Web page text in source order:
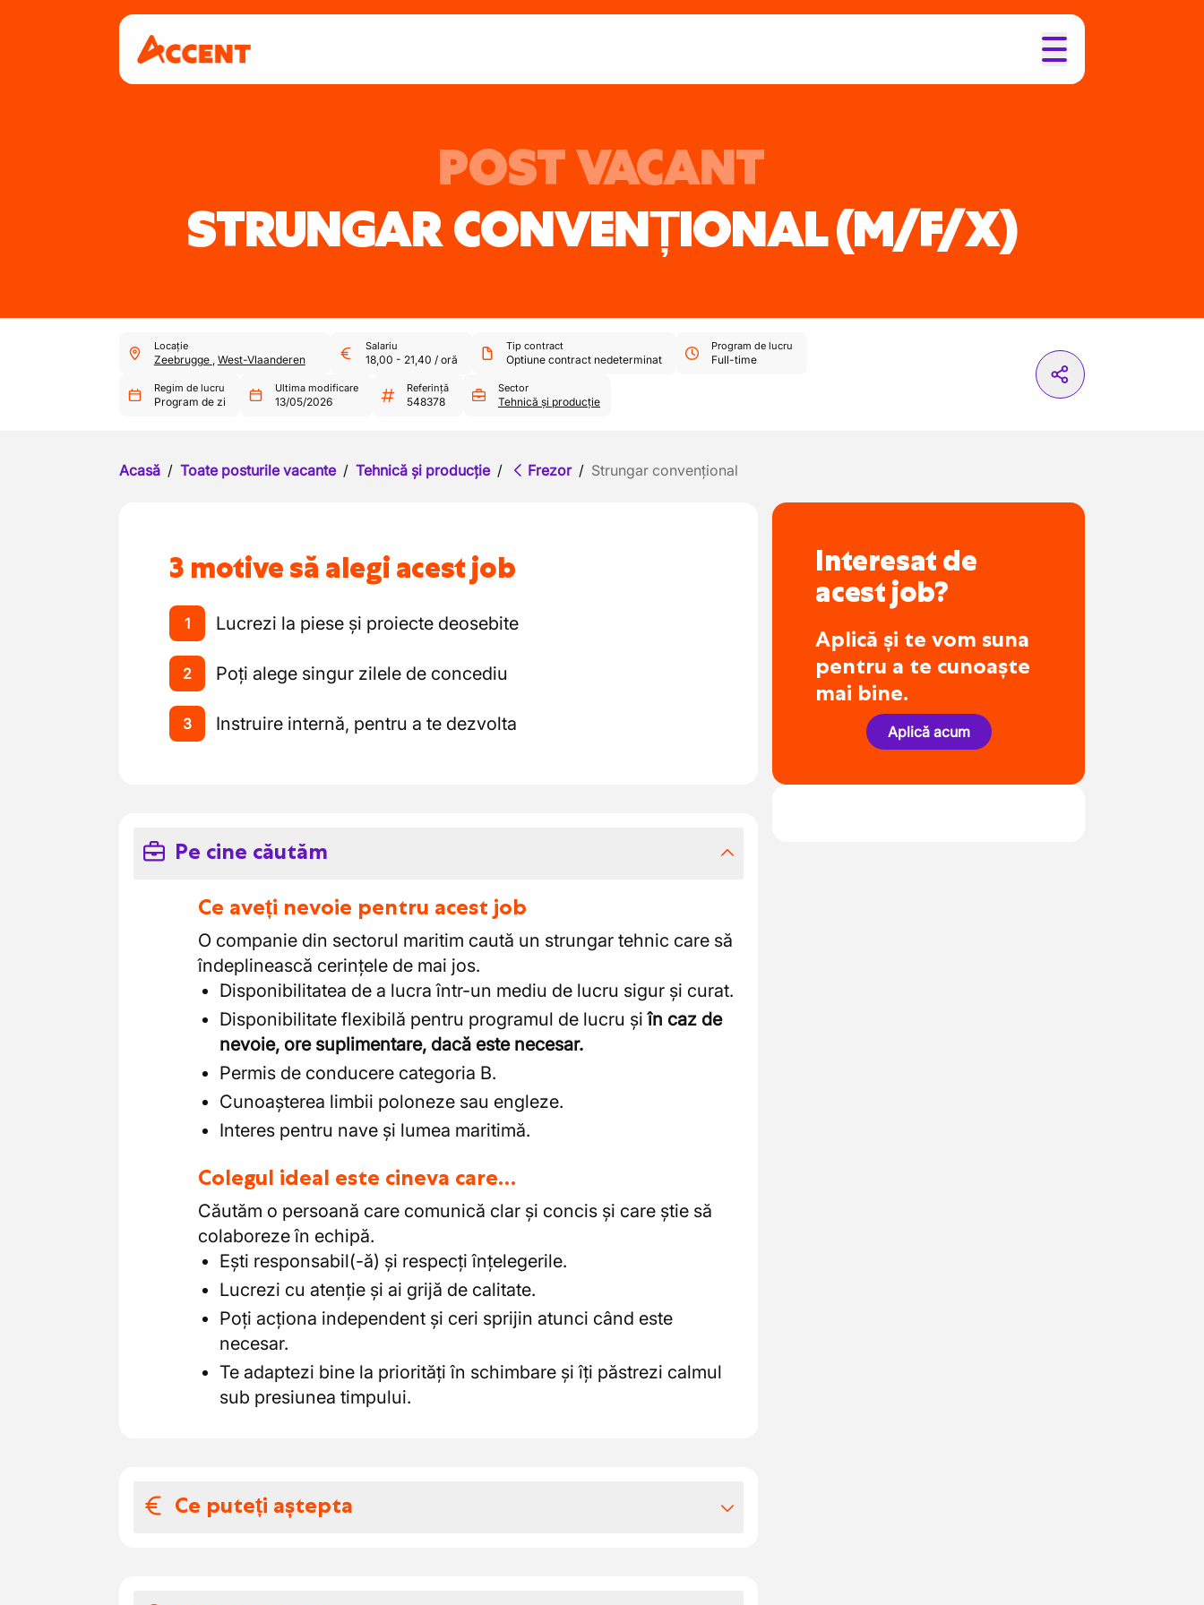
POST VACANT
STRUNGAR CONVENȚIONAL(M/F/X)
Locație
Zeebrugge , West-Vlaanderen
Salariu
18,00 - 21,40 / oră
Tip contract
Optiune contract nedeterminat
Program de lucru
Full-time
Regim de lucru
Program de zi
Ultima modificare
13/05/2026
Referință
548378
Sector
Tehnică și producție
Acasă / Toate posturile vacante / Tehnică și producție / Frezor / Strungar convențional
3 motive să alegi acest job
1 Lucrezi la piese și proiecte deosebite
2 Poți alege singur zilele de concediu
3 Instruire internă, pentru a te dezvolta
Pe cine căutăm
Ce aveți nevoie pentru acest job
O companie din sectorul maritim caută un strungar tehnic care să
îndeplinească cerințele de mai jos.
Disponibilitatea de a lucra într-un mediu de lucru sigur și curat.
Disponibilitate flexibilă pentru programul de lucru șiîn caz de
nevoie, ore suplimentare, dacă este necesar.
Permis de conducere categoria B.
Cunoașterea limbii poloneze sau engleze.
Interes pentru nave și lumea maritimă.
Colegul ideal este cineva care…
Căutăm o persoană care comunică clar și concis și care știe să
colaboreze în echipă.
Ești responsabil(-ă) și respecți înțelegerile.
Lucrezi cu atenție și ai grijă de calitate.
Poți acționa independent și ceri sprijin atunci când este
necesar.
Te adaptezi bine la priorități în schimbare și îți păstrezi calmul
sub presiunea timpului.
Ce puteți aștepta
Interesat de
acest job?
Aplică și te vom suna
pentru a te cunoaște
mai bine.
Aplică acum